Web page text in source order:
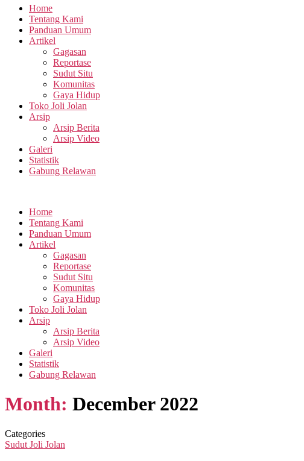
Home
Tentang Kami
Panduan Umum
Artikel
Gagasan
Reportase
Sudut Situ
Komunitas
Gaya Hidup
Toko Joli Jolan
Arsip
Arsip Berita
Arsip Video
Galeri
Statistik
Gabung Relawan
Home
Tentang Kami
Panduan Umum
Artikel
Gagasan
Reportase
Sudut Situ
Komunitas
Gaya Hidup
Toko Joli Jolan
Arsip
Arsip Berita
Arsip Video
Galeri
Statistik
Gabung Relawan
Month: December 2022
Categories
Sudut Joli Jolan